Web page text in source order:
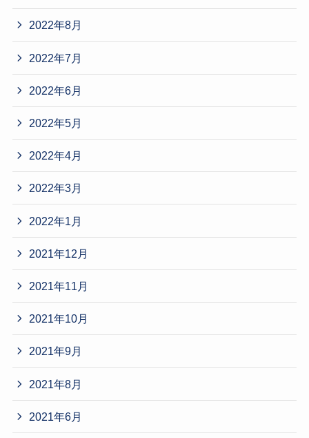
2022年8月
2022年7月
2022年6月
2022年5月
2022年4月
2022年3月
2022年1月
2021年12月
2021年11月
2021年10月
2021年9月
2021年8月
2021年6月